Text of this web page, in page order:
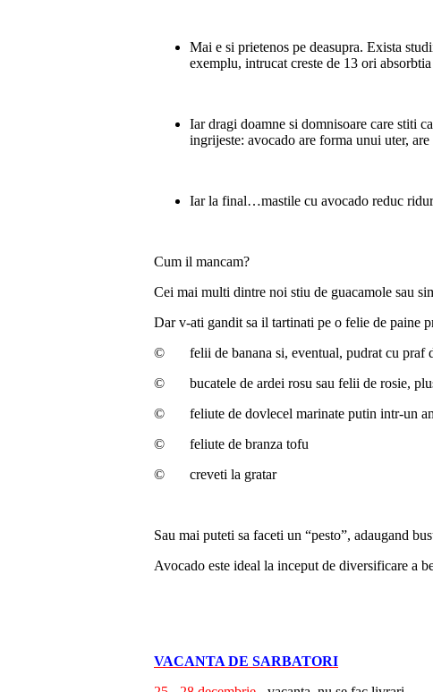
Mai e si prietenos pe deasupra. Exista
exemplu, intrucat creste de 13 ori
Iar dragi doamne si domnisoare care stiti
ingrijeste: avocado are forma unui uter,
Iar la final…mastile cu avocado reduc
Cum il mancam?
Cei mai multi dintre noi stiu de guacamole sau
Dar v-ati gandit sa il tartinati pe o felie de paine
© felii de banana si, eventual, pudrat cu praf
© bucatele de ardei rosu sau felii de rosie,
© feliute de dovlecel marinate putin intr-un
© feliute de branza tofu
© creveti la gratar
Sau mai puteti sa faceti un “pesto”, adaugand
Avocado este ideal la inceput de diversificare a
VACANTA DE SARBATORI